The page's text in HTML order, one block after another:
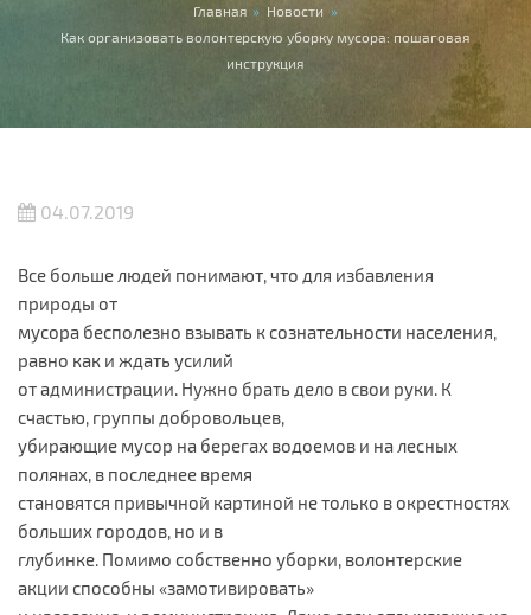
Вы здесь Главная » Новости »
Как организовать волонтерскую уборку мусора: пошаговая
инструкция
04.07.2019
Все больше людей понимают, что для избавления
природы от
мусора бесполезно взывать к сознательности населения,
равно как и ждать усилий
от администрации. Нужно брать дело в свои руки. К
счастью, группы добровольцев,
убирающие мусор на берегах водоемов и на лесных
полянах, в последнее время
становятся привычной картиной не только в окрестностях
больших городов, но и в
глубинке. Помимо собственно уборки, волонтерские
акции способны «замотивировать»